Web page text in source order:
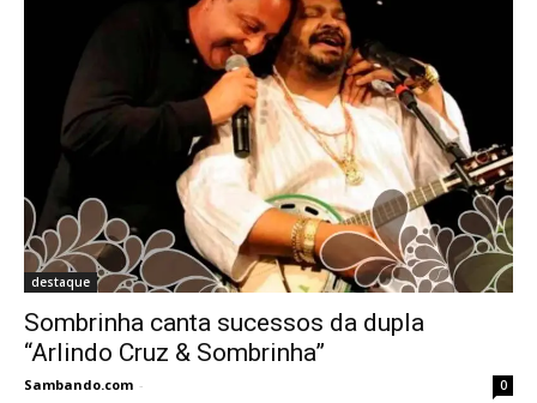
destaque
Sombrinha canta sucessos da dupla
“Arlindo Cruz & Sombrinha”
Sambando.com - 0